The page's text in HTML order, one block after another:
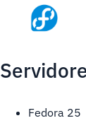
Fedora 25